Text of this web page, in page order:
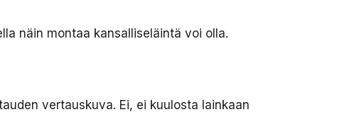
näin montaa kansalliseläintä voi olla.
vertauskuva. Ei, ei kuulosta lainkaan